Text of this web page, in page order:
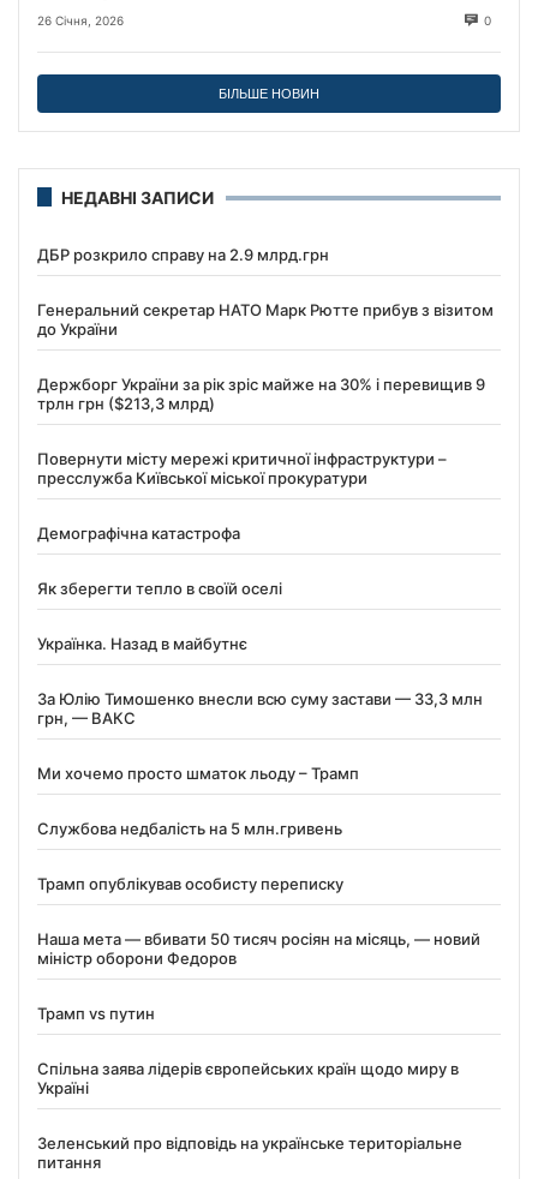
26 Січня, 2026 0
БІЛЬШЕ НОВИН
НЕДАВНІ ЗАПИСИ
ДБР розкрило справу на 2.9 млрд.грн
Генеральний секретар НАТО Марк Рютте прибув з візитом
до України
Держборг України за рік зріс майже на 30% і перевищив 9
трлн грн ($213,3 млрд)
Повернути місту мережі критичної інфраструктури –
пресслужба Київської міської прокуратури
Демографічна катастрофа
Як зберегти тепло в своїй оселі
Українка. Назад в майбутнє
За Юлію Тимошенко внесли всю суму застави — 33,3 млн
грн, — ВАКС
Ми хочемо просто шматок льоду – Трамп
Службова недбалість на 5 млн.гривень
Трамп опублікував особисту переписку
Наша мета — вбивати 50 тисяч росіян на місяць, — новий
міністр оборони Федоров
Трамп vs путин
Спільна заява лідерів європейських країн щодо миру в
Україні
Зеленський про відповідь на українське територіальне
питання